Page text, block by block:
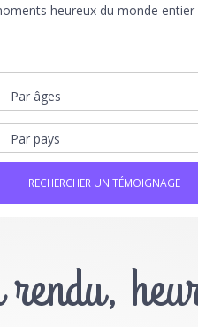
heureux du monde